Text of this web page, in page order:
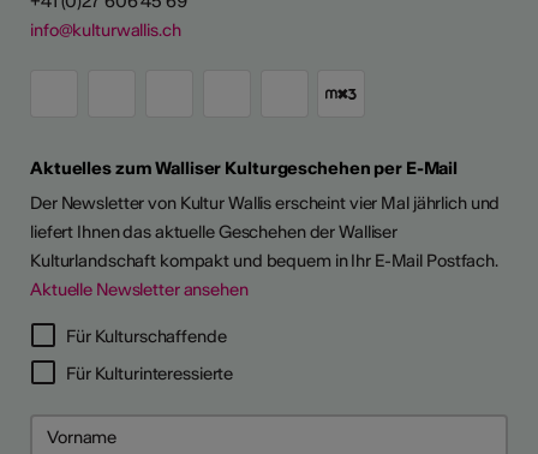
info@kulturwallis.ch
Aktuelles zum Walliser Kulturgeschehen per E-Mail
Der Newsletter von Kultur Wallis erscheint vier Mal jährlich und
liefert Ihnen das aktuelle Geschehen der Walliser
Kulturlandschaft kompakt und bequem in Ihr E-Mail Postfach.
Aktuelle Newsletter ansehen
Für Kulturschaffende
Für Kulturinteressierte